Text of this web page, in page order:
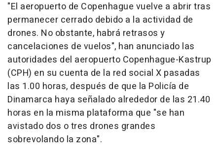
"El aeropuerto de Copenhague vuelve a abrir tras
permanecer cerrado debido a la actividad de
drones. No obstante, habrá retrasos y
cancelaciones de vuelos", han anunciado las
autoridades del aeropuerto Copenhague-Kastrup
(CPH) en su cuenta de la red social X pasadas
las 1.00 horas, después de que la Policía de
Dinamarca haya señalado alrededor de las 21.40
horas en la misma plataforma que "se han
avistado dos o tres drones grandes
sobrevolando la zona".